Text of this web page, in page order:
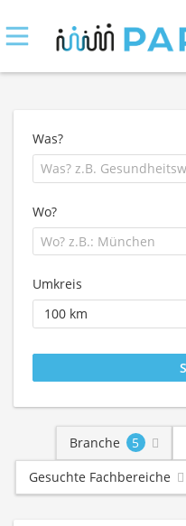
Was?
Wo?
Umkreis
Branche 5
Gesuchte Fachbereiche